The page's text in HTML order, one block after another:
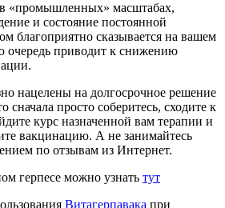
«промышленных» масштабах,
и состояние постоянной
благоприятно сказывается на вашем
очередь приводит к снижению
нацелены на долгосрочное решение
сначала просто соберитесь, сходите к
курс назначенной вам терапии и
вакцинацию. А не занимайтесь
по отзывам из Интернет.
герпесе можно узнать тут
Витагерпавака при